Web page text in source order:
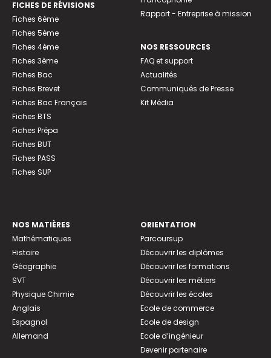
FICHES DE RÉVISIONS
Fiches 6ème
Fiches 5ème
Fiches 4ème
Fiches 3ème
Fiches Bac
Fiches Brevet
Fiches Bac Français
Fiches BTS
Fiches Prépa
Fiches BUT
Fiches PASS
Fiches SUP
Rapport - Entreprise à mission
NOS RESSOURCES
FAQ et support
Actualités
Communiqués de Presse
Kit Média
NOS MATIÈRES
Mathématiques
Histoire
Géographie
SVT
Physique Chimie
Anglais
Espagnol
Allemand
ORIENTATION
Parcoursup
Découvrir les diplômes
Découvrir les formations
Découvrir les métiers
Découvrir les écoles
Ecole de commerce
Ecole de design
Ecole d’ingénieur
Devenir partenaire